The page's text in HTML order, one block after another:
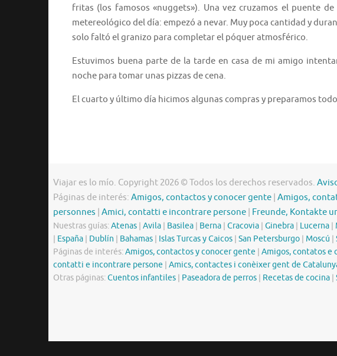
fritas (los famosos «nuggets»). Una vez cruzamos el puente
metereológico del día: empezó a nevar. Muy poca cantidad y
solo faltó el granizo para completar el póquer atmosférico.
Estuvimos buena parte de la tarde en casa de mi amigo
noche para tomar unas pizzas de cena.
El cuarto y último día hicimos algunas compras y preparamos
Viajar es lo mío. Copyright 2026 © Todos los derechos reservados.
Páginas de interés: Amigos, contactos y conocer gente Amigos,
personnes Amici, contatti e incontrare persone Freunde, Kontakte
Nuestras guías:Atenas Avila Basilea Berna Cracovia Ginebra Lucerna
España Dublín Bahamas Islas Turcas y Caicos San Petersburgo Moscú
Páginas de interés:Amigos, contactos y conocer gente Amigos, contatos e
contatti e incontrare persone
Amics, contactes i conèixer gent de
Otras páginas:Cuentos infantiles Paseadora de perros Recetas de cocina